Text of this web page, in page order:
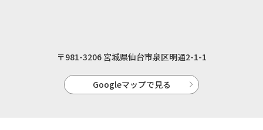
〒981-3206 宮城県仙台市泉区明通2-1-1
Googleマップで見る